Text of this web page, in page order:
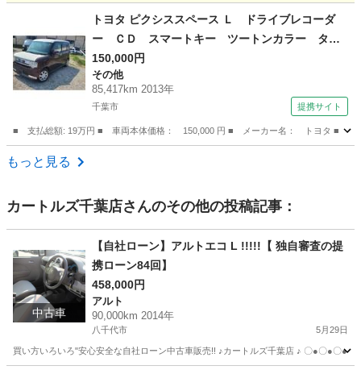
その他
トヨタ ピクシススペース Ｌ ドライブレコーダ
ー ＣＤ スマートキー ツートンカラー タイ
ヤホイール１４インチ 走行距離８５０００キロ
（車検整備付）
150,000円
その他
85,417km 2013年
千葉市 提携サイト
■ 支払総額: 19万円 ■ 車両本体価格： 150,000 円 ■ メーカー名： トヨタ ■
千葉 千葉市
もっと見る
カートルズ千葉店さんのその他の投稿記事：
中古車
【自社ローン】アルトエコ L !!!!!【 独自審査の提
携ローン84回】
458,000円
アルト
90,000km 2014年
八千代市 5月29日
買い方いろいろ"安心安全な自社ローン中古車販売!! ♪カートルズ千葉店 ♪ 〇●〇●〇